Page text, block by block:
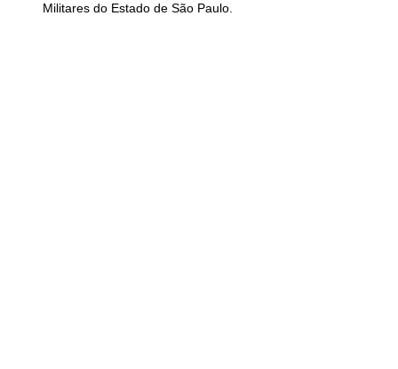
Militares do Estado de São Paulo.